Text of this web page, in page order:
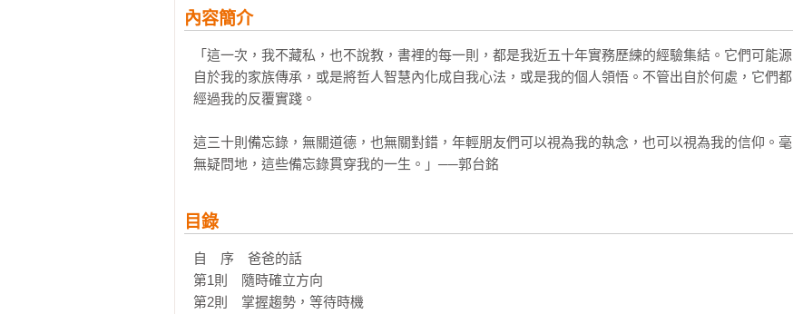
內容簡介
「這一次，我不藏私，也不說教，書裡的每一則，都是我近五十年實務歷練的經驗集結。它們可能源
自於我的家族傳承，或是將哲人智慧內化成自我心法，或是我的個人領悟。不管出自於何處，它們都
經過我的反覆實踐。
這三十則備忘錄，無關道德，也無關對錯，年輕朋友們可以視為我的執念，也可以視為我的信仰。毫
無疑問地，這些備忘錄貫穿我的一生。」──郭台銘
目錄
自　序　爸爸的話
第1則　隨時確立方向
第2則　掌握趨勢，等待時機